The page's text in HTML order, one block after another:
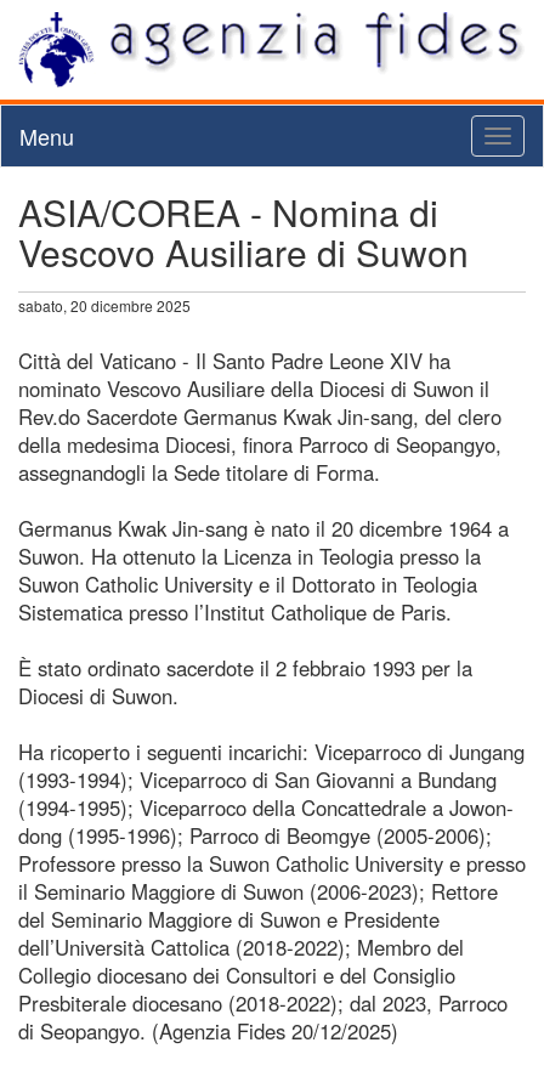
Menu
ASIA/COREA - Nomina di
Vescovo Ausiliare di Suwon
sabato, 20 dicembre 2025
Città del Vaticano - Il Santo Padre Leone XIV ha
nominato Vescovo Ausiliare della Diocesi di Suwon il
Rev.do Sacerdote Germanus Kwak Jin-sang, del clero
della medesima Diocesi, finora Parroco di Seopangyo,
assegnandogli la Sede titolare di Forma.
Germanus Kwak Jin-sang è nato il 20 dicembre 1964 a
Suwon. Ha ottenuto la Licenza in Teologia presso la
Suwon Catholic University e il Dottorato in Teologia
Sistematica presso l’Institut Catholique de Paris.
È stato ordinato sacerdote il 2 febbraio 1993 per la
Diocesi di Suwon.
Ha ricoperto i seguenti incarichi: Viceparroco di Jungang
(1993-1994); Viceparroco di San Giovanni a Bundang
(1994-1995); Viceparroco della Concattedrale a Jowon-
dong (1995-1996); Parroco di Beomgye (2005-2006);
Professore presso la Suwon Catholic University e presso
il Seminario Maggiore di Suwon (2006-2023); Rettore
del Seminario Maggiore di Suwon e Presidente
dell’Università Cattolica (2018-2022); Membro del
Collegio diocesano dei Consultori e del Consiglio
Presbiterale diocesano (2018-2022); dal 2023, Parroco
di Seopangyo. (Agenzia Fides 20/12/2025)